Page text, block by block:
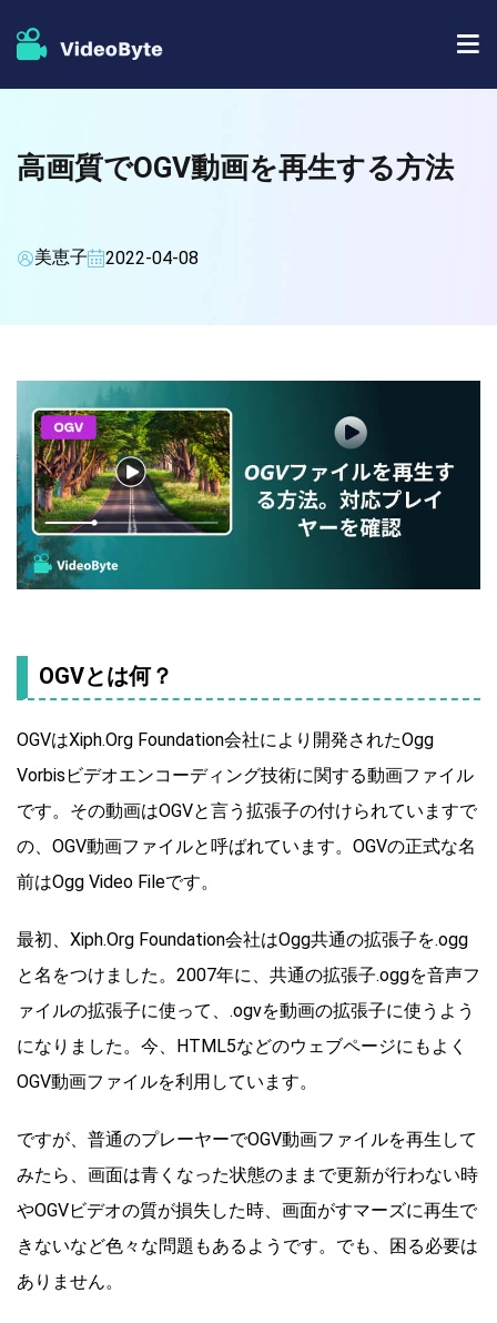
BD-DVD リッピング
ブルーレイプレイヤー
ブルーレイコピー
ストア
サポート
高画質でOGV動画を再生する方法
美恵子 2022-04-08
OGVとは何？
OGVはXiph.Org Foundation会社により開発されたOgg
Vorbisビデオエンコーディング技術に関する動画ファイル
です。その動画はOGVと言う拡張子の付けられていますで
の、OGV動画ファイルと呼ばれています。OGVの正式な名
前はOgg Video Fileです。
最初、Xiph.Org Foundation会社はOgg共通の拡張子を.ogg
と名をつけました。2007年に、共通の拡張子.oggを音声フ
ァイルの拡張子に使って、.ogvを動画の拡張子に使うよう
になりました。今、HTML5などのウェブページにもよく
OGV動画ファイルを利用しています。
ですが、普通のプレーヤーでOGV動画ファイルを再生して
みたら、画面は青くなった状態のままで更新が行わない時
やOGVビデオの質が損失した時、画面がすマーズに再生で
きないなど色々な問題もあるようです。でも、困る必要は
ありません。